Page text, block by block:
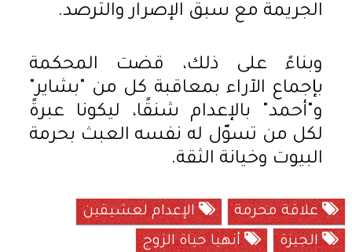
الجريمة مع سبق الإصرار والترصد.
وبناءً على ذلك، قضت المحكمة
بإجماع الآراء بمعاقبة كل من "بشاير"
و"أحمد" بالإعدام شنقًا، ليكونا عبرةً
لكل من تسوّل له نفسه العبث بحرمة
البيوت وخيانة الثقة.
علاقة محرمة
الإعدام لعشيقين
الجيزة
أنهيا حياة الزوج